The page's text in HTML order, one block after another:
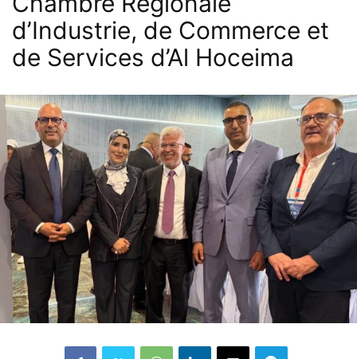
d’Industrie, de Commerce et
de Services d’Al Hoceima